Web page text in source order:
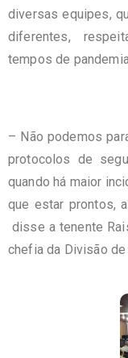
diversas equipes,
diferentes,
tempos de pandemia.
– Não podemos
protocolos de
quando há maior
que estar prontos,
disse a tenente
chefia da Divisão de